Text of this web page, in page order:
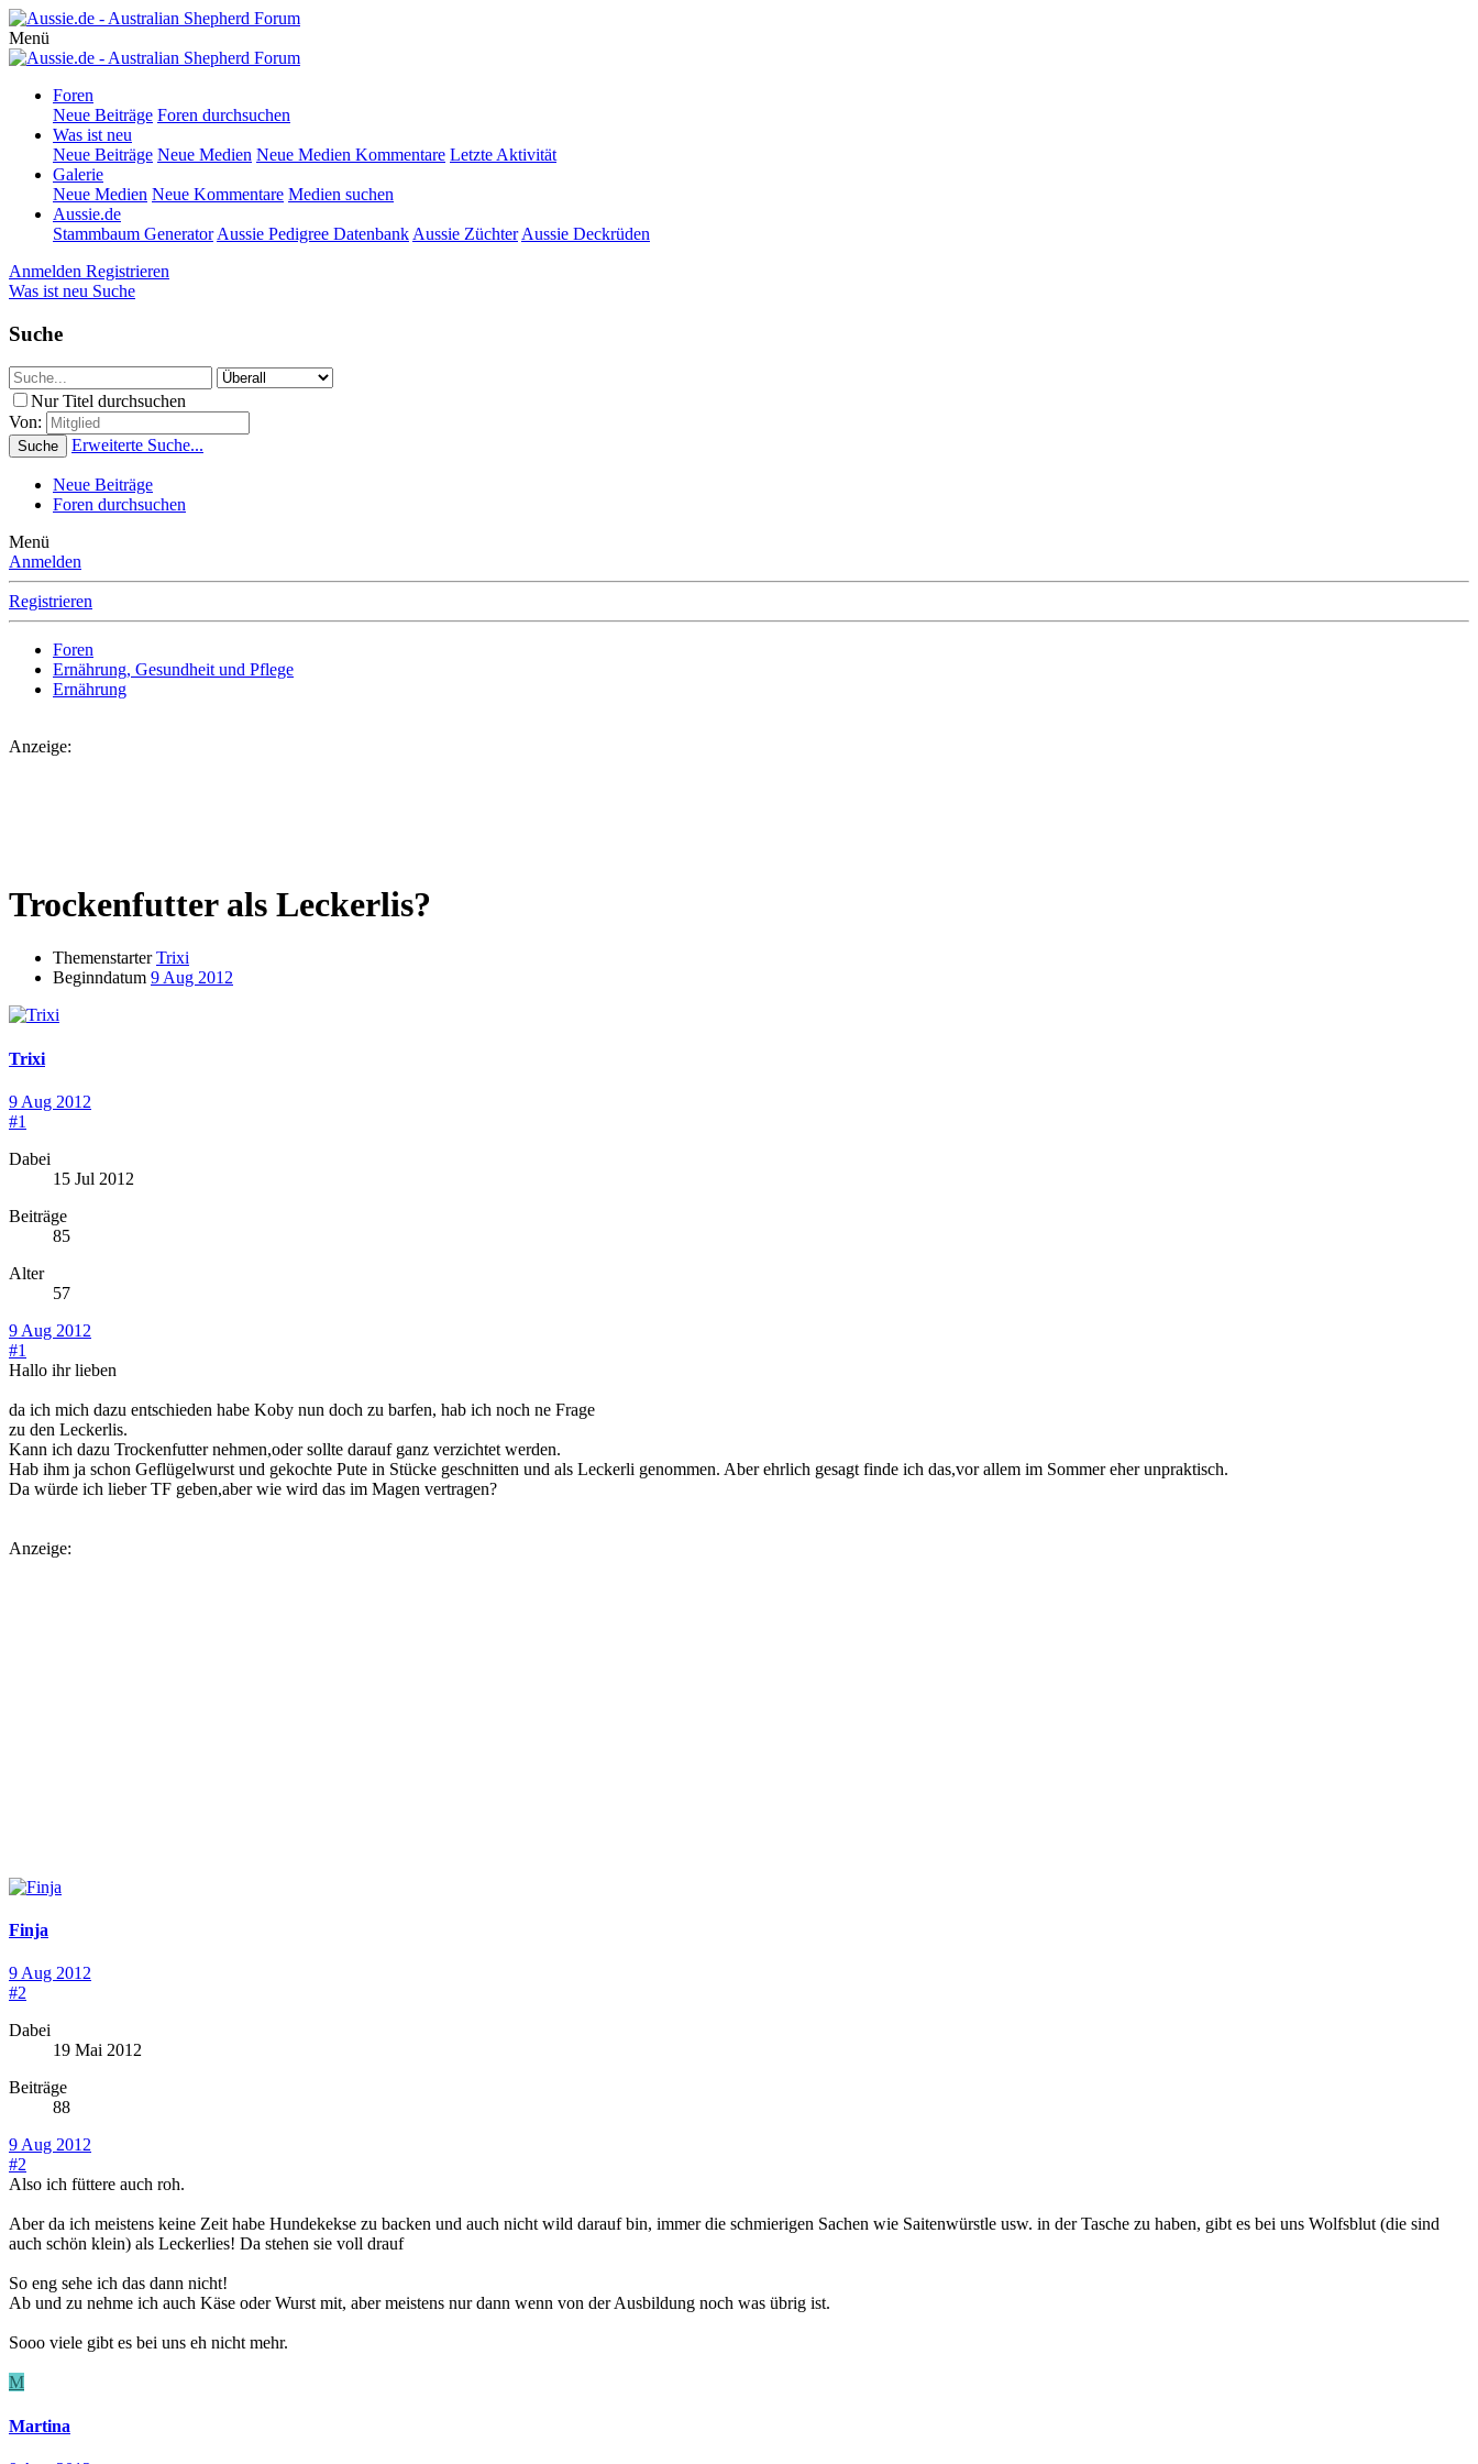
Menü
Foren
Neue Beiträge Foren durchsuchen
Was ist neu
Neue Beiträge Neue Medien Neue Medien Kommentare Letzte Aktivität
Galerie
Neue Medien Neue Kommentare Medien suchen
Aussie.de
Stammbaum Generator Aussie Pedigree Datenbank Aussie Züchter Aussie Deckrüden
Anmelden Registrieren
Was ist neu Suche
Suche
Nur Titel durchsuchen
Von:
Suche Erweiterte Suche...
Neue Beiträge
Foren durchsuchen
Menü
Anmelden
Registrieren
Foren
Ernährung, Gesundheit und Pflege
Ernährung
Anzeige:
Trockenfutter als Leckerlis?
Themenstarter Trixi
Beginndatum 9 Aug 2012
Trixi
9 Aug 2012
#1
Dabei
15 Jul 2012
Beiträge
85
Alter
57
9 Aug 2012
#1
Hallo ihr lieben
da ich mich dazu entschieden habe Koby nun doch zu barfen, hab ich noch ne Frage
zu den Leckerlis.
Kann ich dazu Trockenfutter nehmen,oder sollte darauf ganz verzichtet werden.
Hab ihm ja schon Geflügelwurst und gekochte Pute in Stücke geschnitten und als Leckerli genommen. Aber ehrlich gesagt finde ich das,vor allem im Sommer eher unpraktisch.
Da würde ich lieber TF geben,aber wie wird das im Magen vertragen?
Anzeige:
Finja
9 Aug 2012
#2
Dabei
19 Mai 2012
Beiträge
88
9 Aug 2012
#2
Also ich füttere auch roh.
Aber da ich meistens keine Zeit habe Hundekekse zu backen und auch nicht wild darauf bin, immer die schmierigen Sachen wie Saitenwürstle usw. in der Tasche zu haben, gibt es bei uns Wolfsblut (die sind
auch schön klein) als Leckerlies! Da stehen sie voll drauf
So eng sehe ich das dann nicht!
Ab und zu nehme ich auch Käse oder Wurst mit, aber meistens nur dann wenn von der Ausbildung noch was übrig ist.
Sooo viele gibt es bei uns eh nicht mehr.
M
Martina